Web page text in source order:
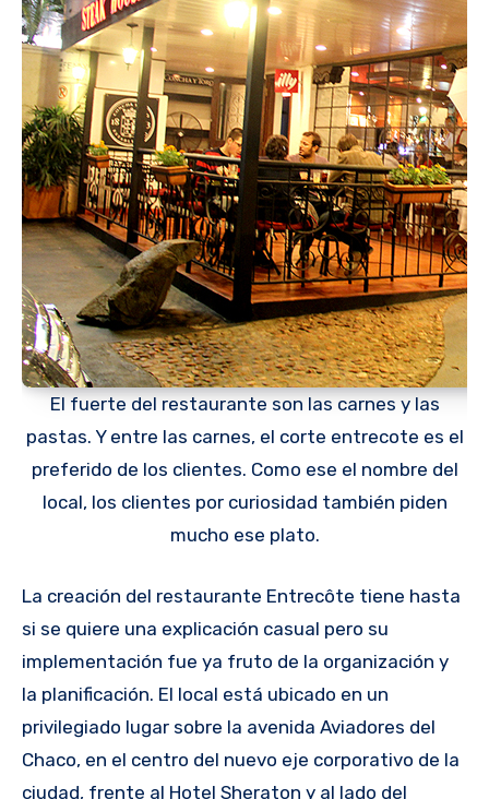
El fuerte del restaurante son las carnes y las
pastas. Y entre las carnes, el corte entrecote es el
preferido de los clientes. Como ese el nombre del
local, los clientes por curiosidad también piden
mucho ese plato.
La creación del restaurante Entrecôte tiene hasta
si se quiere una explicación casual pero su
implementación fue ya fruto de la organización y
la planificación. El local está ubicado en un
privilegiado lugar sobre la avenida Aviadores del
Chaco, en el centro del nuevo eje corporativo de la
ciudad, frente al Hotel Sheraton y al lado del